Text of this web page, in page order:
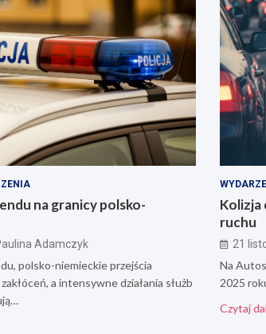
na granicy polsko-
Adamczyk
polsko-niemieckie przejścia
a intensywne działania służb
Kolizja
ruchu
21
Na
2025
Czytaj